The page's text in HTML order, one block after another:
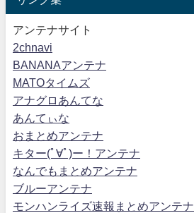
アンテナサイト
2chnavi
BANANAアンテナ
MATOタイムズ
アナグロあんてな
あんてぃな
おまとめアンテナ
キター(ﾟ∀ﾟ)ー！アンテナ
なんでもまとめアンテナ
ブルーアンテナ
モンハンライズ速報まとめアンテナ